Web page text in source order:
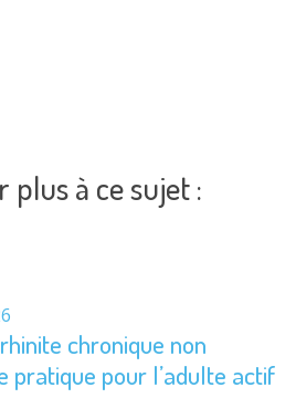
plus à ce sujet :
chronique non
pratique pour l’adulte actif